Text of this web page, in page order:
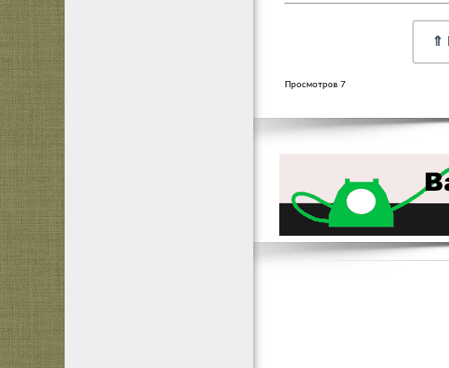
⇑
Просмотров 7